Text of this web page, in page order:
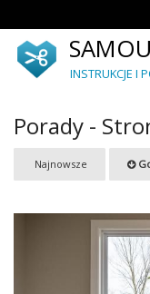
Porady
dodatki
Ogród
INSTRUKCJE I
Porady -
Najnowsze